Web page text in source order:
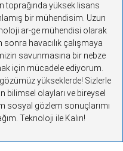
toprağında yüksek lisans
bir mühendisim. Uzun
ar-ge mühendisi olarak
sonra havacılık çalışmaya
savunmasına bir nebze
için mücadele ediyorum.
gözümüz yükseklerde! Sizlerle
bilimsel olayları ve bireysel
sosyal gözlem sonuçlarımı
Teknoloji ile Kalın!